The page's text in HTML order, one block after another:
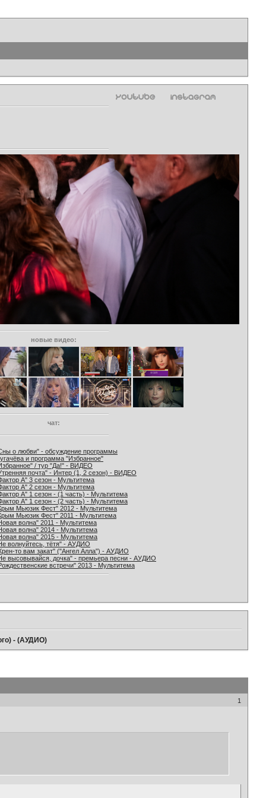
новые видео:
чат:
о любви" - обсуждение программы
и программа "Избранное"
/ тур "Да!" - ВИДЕО
почта" - Интер (1, 2 сезон) - ВИДЕО
А" 3 сезон - Мультитема
А" 2 сезон - Мультитема
А" 1 сезон - (1 часть) - Мультитема
А" 1 сезон - (2 часть) - Мультитема
Мьюзик Фест" 2012 - Мультитема
Мьюзик Фест" 2011 - Мультитема
волна" 2011 - Мультитема
волна" 2014 - Мультитема
волна" 2015 - Мультитема
волнуйтесь, тётя" - АУДИО
то вам закат" ("Ангел Алла") - АУДИО
высовывайся, дочка" - премьера песни - АУДИО
встречи" 2013 - Мультитема
- (АУДИО)
1